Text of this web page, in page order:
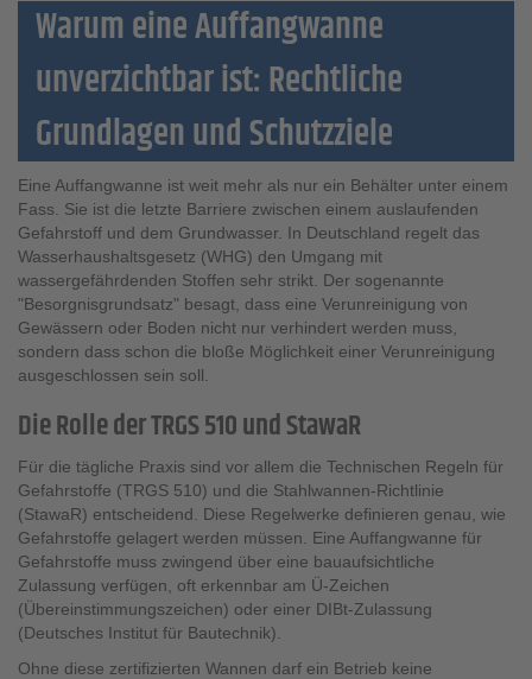
Warum eine Auffangwanne
unverzichtbar ist: Rechtliche
Grundlagen und Schutzziele
Eine Auffangwanne ist weit mehr als nur ein Behälter unter einem
Fass. Sie ist die letzte Barriere zwischen einem auslaufenden
Gefahrstoff und dem Grundwasser. In Deutschland regelt das
Wasserhaushaltsgesetz (WHG) den Umgang mit
wassergefährdenden Stoffen sehr strikt. Der sogenannte
"Besorgnisgrundsatz" besagt, dass eine Verunreinigung von
Gewässern oder Boden nicht nur verhindert werden muss,
sondern dass schon die bloße Möglichkeit einer Verunreinigung
ausgeschlossen sein soll.
Die Rolle der TRGS 510 und StawaR
Für die tägliche Praxis sind vor allem die Technischen Regeln für
Gefahrstoffe (TRGS 510) und die Stahlwannen-Richtlinie
(StawaR) entscheidend. Diese Regelwerke definieren genau, wie
Gefahrstoffe gelagert werden müssen. Eine Auffangwanne für
Gefahrstoffe muss zwingend über eine bauaufsichtliche
Zulassung verfügen, oft erkennbar am Ü-Zeichen
(Übereinstimmungszeichen) oder einer DIBt-Zulassung
(Deutsches Institut für Bautechnik).
Ohne diese zertifizierten Wannen darf ein Betrieb keine